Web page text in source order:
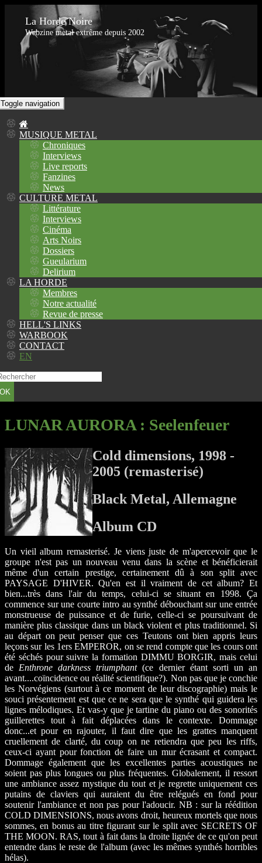
La Horde Noire
Webzine metal extrême depuis 2002
Toggle navigation
MUSIQUE METAL
Chroniques
Interviews
Live reports
Fanzines
News
CULTURE METAL
Littérature
Interviews
Cinéma
Arts Noirs
Dossiers
Gueularium
Delirium
LA HORDE
Membres
Notre actualité
Revue de presse
HELL'S LINKS
WARBOOK
CONTACT
EN
OK
LUNAR AURORA: Seelenfeuer
Cold dimensions, 1998 -
2005 (remasterisé)
Black Metal, Allemagne
Album CD
Un vieil album remasterisé. Je viens juste de m'apercevoir que le
groupe n'est pas un nouveau venu dans la scène et bénéficierait
même d'un certain prestige, certainement dû à son split avec
PAYSAGE D'HIVER. Qu'en est il vraiment de cet album? Et
bien...très dans l'air du temps, celui-ci se situant en 1998. Ça
commence sur une courte intro au synthé débouchant sur une entrée
monstrueuse de puissance et de furie, celle-ci se poursuivant de
manière plus classique dans un black violent et plus traditionnel. Si
au départ on peut penser que ces Teutons ont bien appris leurs
leçons sur les 1ers EMPEROR, on se rend compte que les cours ont
été séchés pour suivre la formation DIMMU BORGIR, mais celui
de Enthrone darkness triumphant(ce dernier étant sorti un an
avant....coïncidence ou réalité scientifique?). Non pas que je conchie
les Norvégiens (surtout à ce moment de leur discographie) mais le
souci présentement est que ce ne sera que le synthé qui guidera les
lignes mélodiques. Et vas-y que je tartine du piano ou des sonorités
guillerettes tout à fait déplacées dans le contexte. Dommage
donc...et pour en rajouter, il faut dire que les grattes manquent
cruellement de clarté, du coup on ne retiendra que peu les riffs,
ceux-ci ayant pour fonction de faire un mur écrasant et compact.
Dommage également que les excellentes parties acoustiques ne
soient pas plus longues ou plus fréquentes. Globalement, il ressort
une ambiance assez mystique du tout et je regrette uniquement ces
putains de claviers qui auraient du être relégués en fond pour
soutenir l'ambiance et non pas pour l'adoucir. NB : sur la réédition
COLD DIMENSIONS, nous avons droit, heureux mortels que nous
sommes, en bonus au titre figurant sur le split avec SECRETS OF
THE MOON. RAS, tout à fait dans la droite lignée de ce qu'on peut
entendre dans le reste de l'album (avec les mêmes synthés horribles
hélas).